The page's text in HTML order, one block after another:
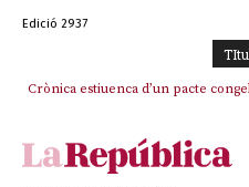
Edició 2937
Crònica estiuenca d’un pacte